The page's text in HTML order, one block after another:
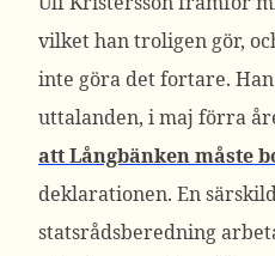
vilket han troligen gör,
inte göra det fortare.
uttalanden, i maj förra
att Långbänken måste
deklarationen. En
statsrådsberedning